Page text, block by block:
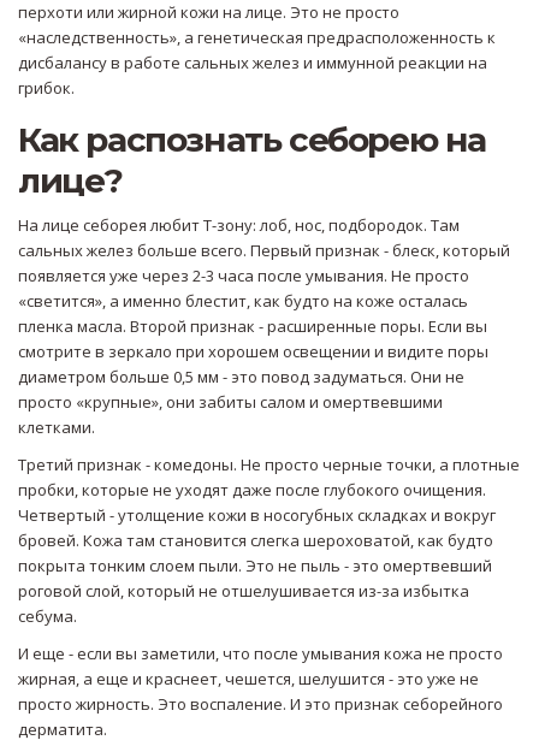
перхоти или жирной кожи на лице. Это не просто
«наследственность», а генетическая предрасположенность к
дисбалансу в работе сальных желез и иммунной реакции на
грибок.
Как распознать себорею на
лице?
На лице себорея любит Т-зону: лоб, нос, подбородок. Там
сальных желез больше всего. Первый признак - блеск, который
появляется уже через 2-3 часа после умывания. Не просто
«светится», а именно блестит, как будто на коже осталась
пленка масла. Второй признак - расширенные поры. Если вы
смотрите в зеркало при хорошем освещении и видите поры
диаметром больше 0,5 мм - это повод задуматься. Они не
просто «крупные», они забиты салом и омертвевшими
клетками.
Третий признак - комедоны. Не просто черные точки, а плотные
пробки, которые не уходят даже после глубокого очищения.
Четвертый - утолщение кожи в носогубных складках и вокруг
бровей. Кожа там становится слегка шероховатой, как будто
покрыта тонким слоем пыли. Это не пыль - это омертвевший
роговой слой, который не отшелушивается из-за избытка
себума.
И еще - если вы заметили, что после умывания кожа не просто
жирная, а еще и краснеет, чешется, шелушится - это уже не
просто жирность. Это воспаление. И это признак себорейного
дерматита.